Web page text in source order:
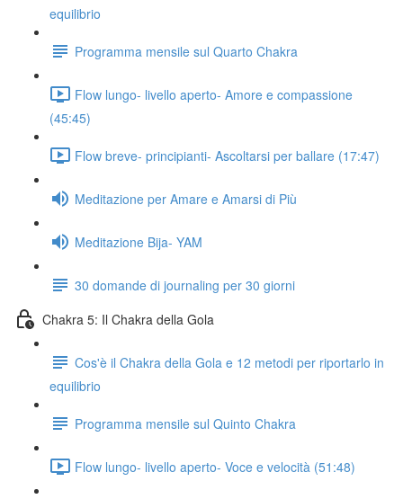
equilibrio
Programma mensile sul Quarto Chakra
Flow lungo- livello aperto- Amore e compassione
(45:45)
Flow breve- principianti- Ascoltarsi per ballare (17:47)
Meditazione per Amare e Amarsi di Più
Meditazione Bija- YAM
30 domande di journaling per 30 giorni
Chakra 5: Il Chakra della Gola
Cos'è il Chakra della Gola e 12 metodi per riportarlo in
equilibrio
Programma mensile sul Quinto Chakra
Flow lungo- livello aperto- Voce e velocità (51:48)